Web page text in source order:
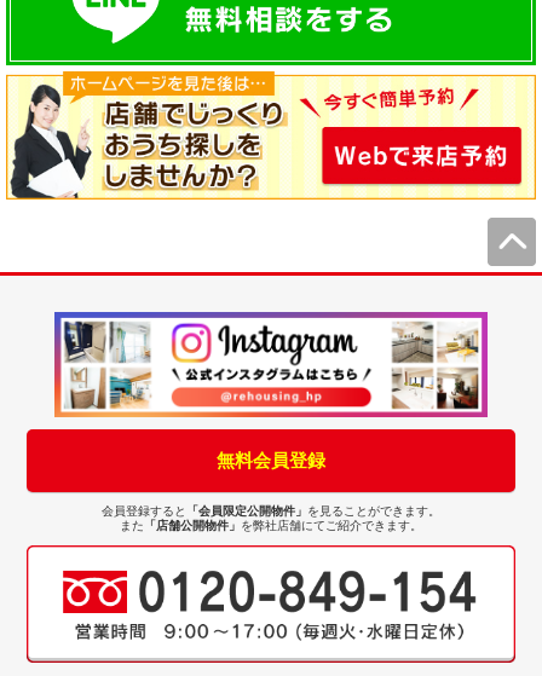
無料会員登録
会員登録すると 「会員限定公開物件」 を見ることができます。
また 「店舗公開物件」 を弊社店舗にてご紹介できます。